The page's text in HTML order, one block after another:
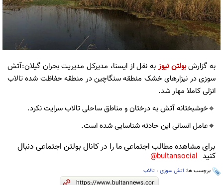
به گزارشبولتن نیوز به نقل از ایسنا، مدیرکل مدیریت بحران گیلان:آتش
سوزی در نیزارهای خشک منطقه سنگاچین در منطقه حفاظت شده تالاب
انزلی کاملا مهار شد.
🔹خوشبختانه آتش به درختان و مناطق ساحلی تالاب سرایت نکرد.
🔹عامل انسانی این حادثه شناسایی شده است.
برای مشاهده مطالب اجتماعی ما را در کانال بولتن اجتماعی دنبال
کنید bultansocial@
برچسب ها: اتش سوزی ، تالاب